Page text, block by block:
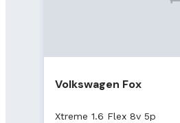
Volkswagen Fox
Xtreme 1.6 Flex 8v 5p